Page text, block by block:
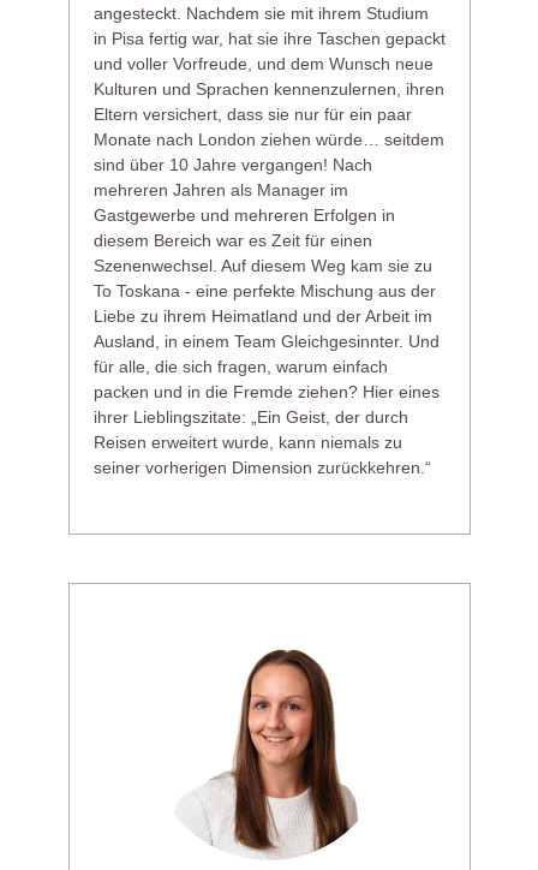
angesteckt. Nachdem sie mit ihrem Studium
in Pisa fertig war, hat sie ihre Taschen gepackt
und voller Vorfreude, und dem Wunsch neue
Kulturen und Sprachen kennenzulernen, ihren
Eltern versichert, dass sie nur für ein paar
Monate nach London ziehen würde… seitdem
sind über 10 Jahre vergangen! Nach
mehreren Jahren als Manager im
Gastgewerbe und mehreren Erfolgen in
diesem Bereich war es Zeit für einen
Szenenwechsel. Auf diesem Weg kam sie zu
To Toskana - eine perfekte Mischung aus der
Liebe zu ihrem Heimatland und der Arbeit im
Ausland, in einem Team Gleichgesinnter. Und
für alle, die sich fragen, warum einfach
packen und in die Fremde ziehen? Hier eines
ihrer Lieblingszitate: „Ein Geist, der durch
Reisen erweitert wurde, kann niemals zu
seiner vorherigen Dimension zurückkehren.“